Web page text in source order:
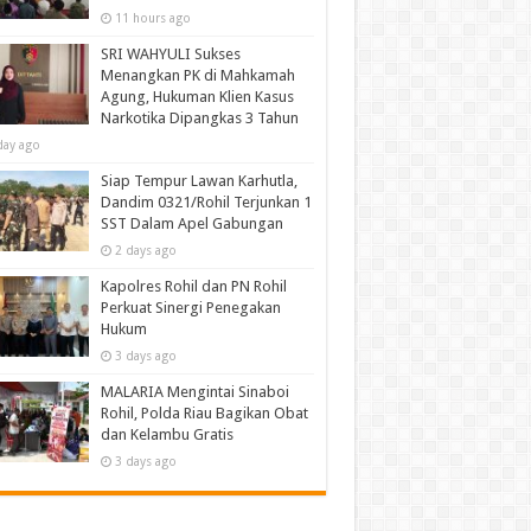
11 hours ago
SRI WAHYULI Sukses
Menangkan PK di Mahkamah
Agung, Hukuman Klien Kasus
Narkotika Dipangkas 3 Tahun
ago
Siap Tempur Lawan Karhutla,
Dandim 0321/Rohil Terjunkan 1
SST Dalam Apel Gabungan
2 days ago
Kapolres Rohil dan PN Rohil
Perkuat Sinergi Penegakan
Hukum
3 days ago
MALARIA Mengintai Sinaboi
Rohil, Polda Riau Bagikan Obat
dan Kelambu Gratis
3 days ago